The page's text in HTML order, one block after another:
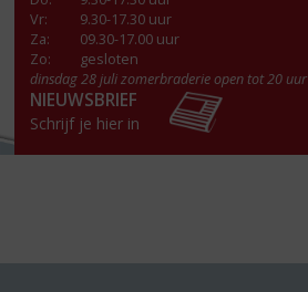
Vr:
9.30-17.30 uur
Za:
09.30-17.00 uur
Zo:
gesloten
dinsdag 28 juli zomerbraderie open tot 20 uur
NIEUWSBRIEF
Schrijf je hier in